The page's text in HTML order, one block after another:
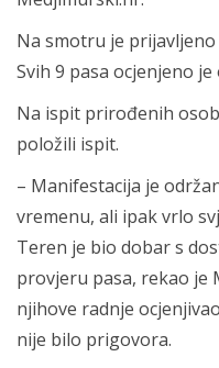
Na smotru je prijavljeno
Svih 9 pasa ocjenjeno
Na ispit prirođenih
položili ispit.
– Manifestacija je
vremenu, ali ipak vrlo
Teren je bio dobar s
provjeru pasa, rekao je
njihove radnje
nije bilo prigovora.